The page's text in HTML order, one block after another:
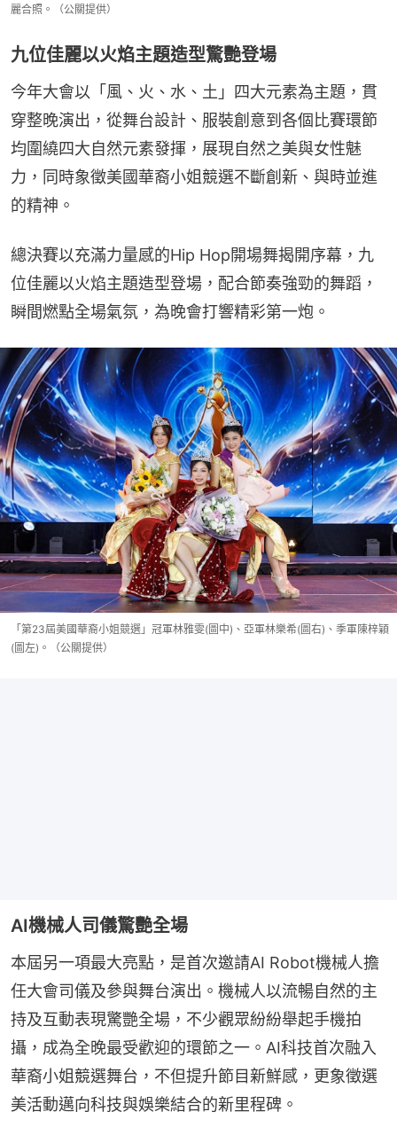
麗合照。（公關提供）
九位佳麗以火焰主題造型驚艷登場
今年大會以「風、火、水、土」四大元素為主題，貫
穿整晚演出，從舞台設計、服裝創意到各個比賽環節
均圍繞四大自然元素發揮，展現自然之美與女性魅
力，同時象徵美國華裔小姐競選不斷創新、與時並進
的精神。
總決賽以充滿力量感的Hip Hop開場舞揭開序幕，九
位佳麗以火焰主題造型登場，配合節奏強勁的舞蹈，
瞬間燃點全場氣氛，為晚會打響精彩第一炮。
「第23屆美國華裔小姐競選」冠軍林雅雯(圖中)、亞軍林樂希(圖右)、季軍陳梓穎
(圖左)。（公關提供）
AI機械人司儀驚艷全場
本屆另一項最大亮點，是首次邀請AI Robot機械人擔
任大會司儀及參與舞台演出。機械人以流暢自然的主
持及互動表現驚艷全場，不少觀眾紛紛舉起手機拍
攝，成為全晚最受歡迎的環節之一。AI科技首次融入
華裔小姐競選舞台，不但提升節目新鮮感，更象徵選
美活動邁向科技與娛樂結合的新里程碑。